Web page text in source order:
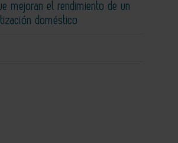
mejoran el rendimiento de un
doméstico